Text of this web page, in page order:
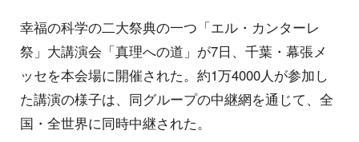
幸福の科学の二大祭典の一つ「エル・カンターレ
祭」大講演会「真理への道」が7日、千葉・幕張メ
ッセを本会場に開催された。約1万4000人が参加し
た講演の様子は、同グループの中継網を通じて、全
国・全世界に同時中継された。